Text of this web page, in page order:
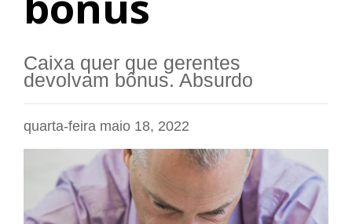
Caixa quer que gerentes
devolvam bônus. Absurdo
quarta-feira maio 18, 2022